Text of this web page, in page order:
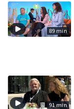
89 min
91 min